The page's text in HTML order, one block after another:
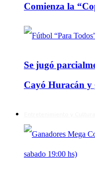
Comienza la
Se jugó
Cayó Huracán y